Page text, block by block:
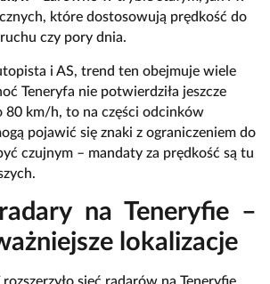
które dostosowują prędkość do
czy pory dnia.
i AS, trend ten obejmuje wiele
Teneryfa nie potwierdziła jeszcze
80 km/h, to na części odcinków
pojawić się znaki z ograniczeniem do
czujnym – mandaty za prędkość są tu
na Teneryfie –
lokalizacje
sieć radarów na Teneryfie.